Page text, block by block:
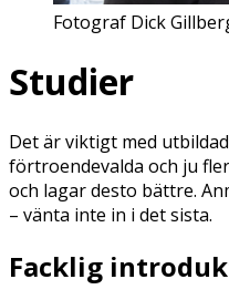
Fotograf Dick
Studier
Det är viktigt med
förtroendevalda och ju
och lagar desto bättre.
– vänta inte in i det sista.
Facklig